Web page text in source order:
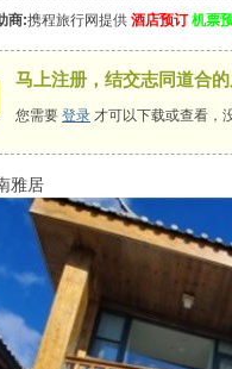
商:携程旅行网提供 酒店预订 机票
马上注册，结交志同道合
您需要 登录 才可以下载或查看，
雅居